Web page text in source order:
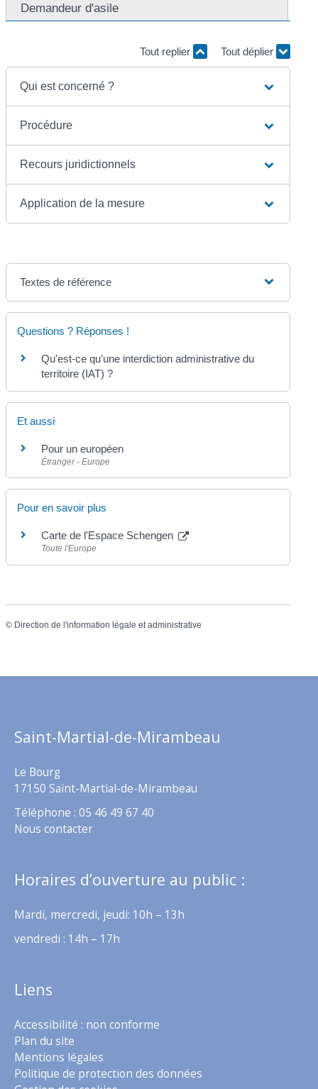
Demandeur d'asile
Tout replier Tout déplier
Qui est concerné ?
Procédure
Recours juridictionnels
Application de la mesure
Textes de référence
Questions ? Réponses !
Qu'est-ce qu'une interdiction administrative du
territoire (IAT) ?
Et aussi
Pour un européen
Étranger - Europe
Pour en savoir plus
Carte de l'Espace Schengen
Toute l'Europe
© Direction de l'information légale et administrative
Saint-Martial-de-Mirambeau
Le Bourg
17150 Saint-Martial-de-Mirambeau
Téléphone : 05 46 49 67 40
Nous contacter
Horaires d’ouverture au public :
Mardi, mercredi, jeudi: 10h – 13h
vendredi : 14h – 17h
Liens
Accessibilité : non conforme
Plan du site
Mentions légales
Politique de protection des données